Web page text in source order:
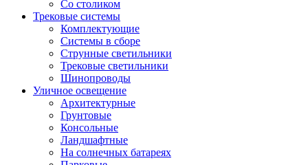
Со столиком
Трековые системы
Комплектующие
Системы в сборе
Струнные светильники
Трековые светильники
Шинопроводы
Уличное освещение
Архитектурные
Грунтовые
Консольные
Ландшафтные
На солнечных батареях